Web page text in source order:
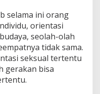
selama ini orang
orientasi
seolah-olah
tidak sama.
seksual tertentu
gerakan bisa